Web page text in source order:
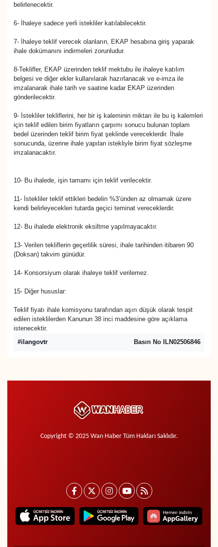
belirlenecektir.
6- İhaleye sadece yerli istekliler katılabilecektir.
7- İhaleye teklif verecek olanların, EKAP hesabına giriş yaparak
ihale dokümanını indirmeleri zorunludur.
8-Teklifler, EKAP üzerinden teklif mektubu ile ihaleye katılım
belgesi ve diğer ekler kullanılarak hazırlanacak ve e-imza ile
imzalanarak ihale tarih ve saatine kadar EKAP üzerinden
gönderilecektir.
9- İstekliler tekliflerini, her bir iş kaleminin miktarı ile bu iş kalemleri
için teklif edilen birim fiyatların çarpımı sonucu bulunan toplam
bedel üzerinden teklif birim fiyat şeklinde vereceklerdir. İhale
sonucunda, üzerine ihale yapılan istekliyle birim fiyat sözleşme
imzalanacaktır.
10- Bu ihalede, işin tamamı için teklif verilecektir.
11- İstekliler teklif ettikleri bedelin %3’ünden az olmamak üzere
kendi belirleyecekleri tutarda geçici teminat vereceklerdir.
12- Bu ihalede elektronik eksiltme yapılmayacaktır.
13- Verilen tekliflerin geçerlilik süresi, ihale tarihinden itibaren 90
(Doksan) takvim günüdür.
14- Konsorsiyum olarak ihaleye teklif verilemez.
15- Diğer hususlar:
Teklif fiyatı ihale komisyonu tarafından aşırı düşük olarak tespit
edilen isteklilerden Kanunun 38 inci maddesine göre açıklama
istenecektir.
#ilangovtr
Basın No ILN02506846
Copyright © 2025 Wan Haber Tüm Hakları Saklıdır.